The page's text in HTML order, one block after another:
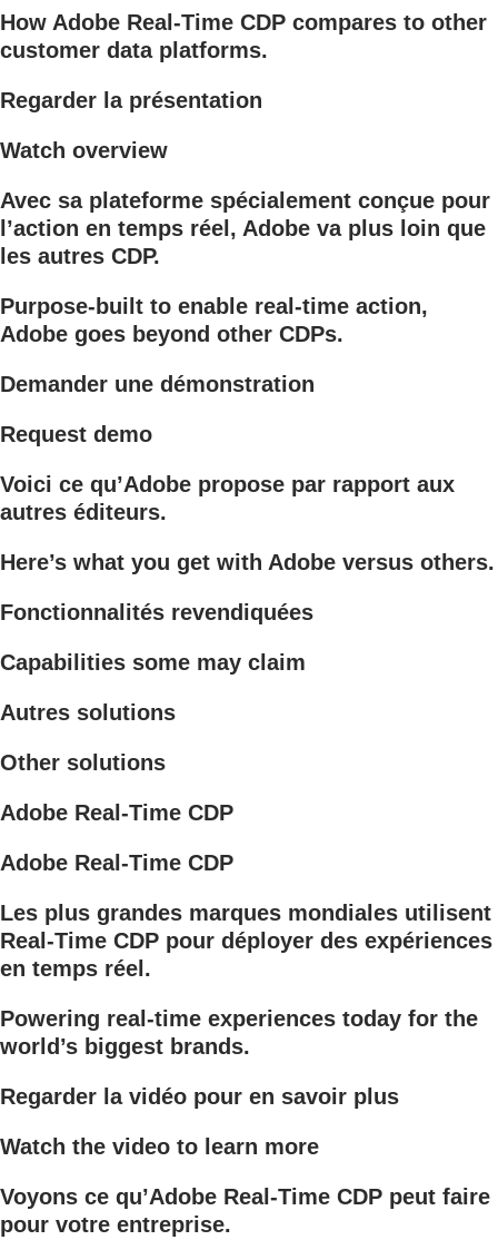
How Adobe Real-Time CDP compares to other
customer data platforms.
Regarder la présentation
Watch overview
Avec sa plateforme spécialement conçue pour
l’action en temps réel, Adobe va plus loin que
les autres CDP.
Purpose-built to enable real-time action,
Adobe goes beyond other CDPs.
Demander une démonstration
Request demo
Voici ce qu’Adobe propose par rapport aux
autres éditeurs.
Here’s what you get with Adobe versus others.
Fonctionnalités revendiquées
Capabilities some may claim
Autres solutions
Other solutions
Adobe Real-Time CDP
Adobe Real-Time CDP
Les plus grandes marques mondiales utilisent
Real-Time CDP pour déployer des expériences
en temps réel.
Powering real-time experiences today for the
world’s biggest brands.
Regarder la vidéo pour en savoir plus
Watch the video to learn more
Voyons ce qu’Adobe Real-Time CDP peut faire
pour votre entreprise.